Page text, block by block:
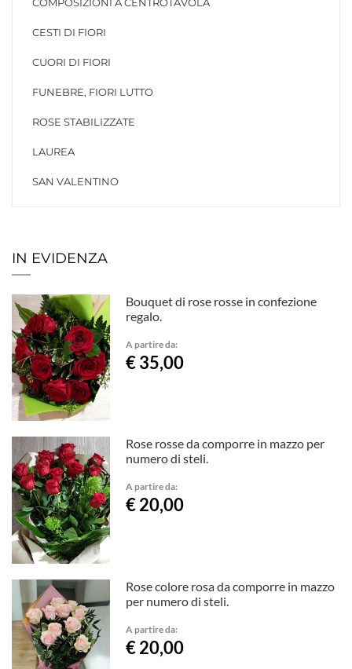
CESTI DI FIORI
CUORI DI FIORI
FUNEBRE, FIORI LUTTO
ROSE STABILIZZATE
LAUREA
SAN VALENTINO
IN EVIDENZA
Bouquet di rose rosse in confezione
regalo.
A partire da:
€ 35,00
Rose rosse da comporre in mazzo per
numero di steli.
A partire da:
€ 20,00
Rose colore rosa da comporre in mazzo
per numero di steli.
A partire da:
€ 20,00